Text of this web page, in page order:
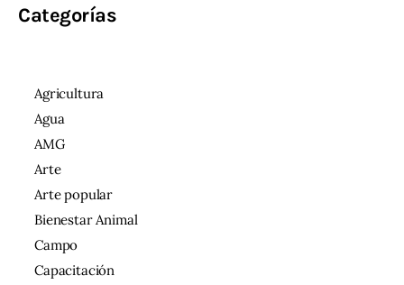
Categorías
Agricultura
Agua
AMG
Arte
Arte popular
Bienestar Animal
Campo
Capacitación